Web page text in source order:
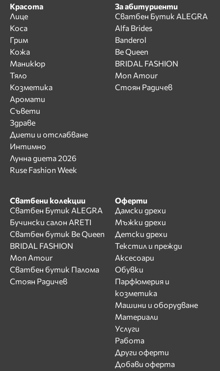
Красота
Лице
Коса
Грим
Кожа
Маникюр
Тяло
Козметика
Аромати
Съвети
Здраве
Диети и отслабване
Интимно
Лунна диета 2026
Ruse Fashion Week
За абитуриенти
Сватбен Бутик ALEGRA
Alfa Brides
Banderol
Be Queen
BRIDAL FASHION
Mon Amour
Стоян Радичев
Сватбени колекции
Сватбен Бутик ALEGRA
Бучински салон ARETI
Сватбен бутик Be Queen
BRIDAL FASHION
Mon Amour
Сватбен бутик Палома
Стоян Радичев
Оферти
Дамски дрехи
Мъжки дрехи
Детски дрехи
Текстил и прежди
Аксесоари
Обувки
Парфюмерия и
козметика
Машини и оборудване
Материали
Услуги
Работа
Други оферти
Добави оферта